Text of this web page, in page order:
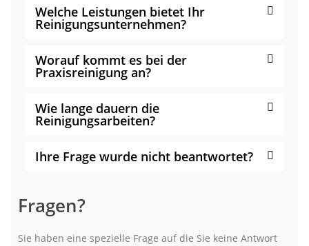
Welche Leistungen bietet Ihr
Reinigungsunternehmen?
Worauf kommt es bei der
Praxisreinigung an?
Wie lange dauern die
Reinigungsarbeiten?
Ihre Frage wurde nicht beantwortet?
Fragen?
Sie haben eine spezielle Frage auf die Sie keine Antwort